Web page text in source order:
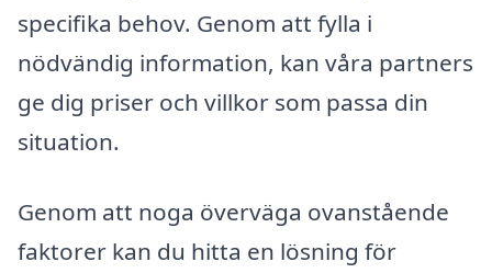
specifika behov. Genom att fylla i
nödvändig information, kan våra partners
ge dig priser och villkor som passa din
situation.
Genom att noga överväga ovanstående
faktorer kan du hitta en lösning för